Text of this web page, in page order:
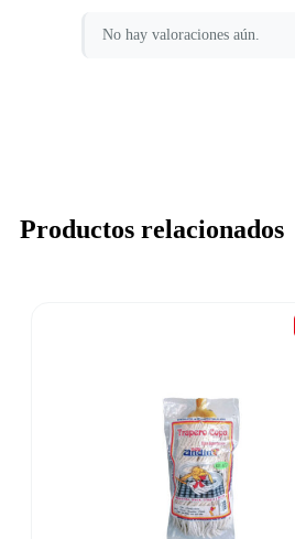
No hay valoraciones aún.
Productos relacionados